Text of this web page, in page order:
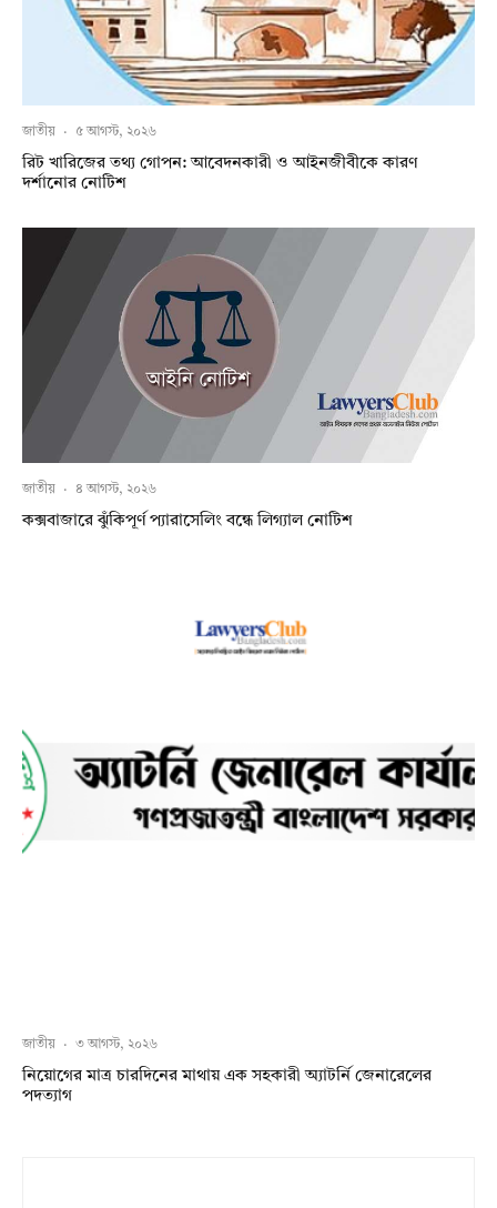
জাতীয় · ৫ আগস্ট, ২০২৬
রিট খারিজের তথ্য গোপন: আবেদনকারী ও আইনজীবীকে কারণ
দর্শানোর নোটিশ
জাতীয় · ৪ আগস্ট, ২০২৬
কক্সবাজারে ঝুঁকিপূর্ণ প্যারাসেলিং বন্ধে লিগ্যাল নোটিশ
জাতীয় · ৩ আগস্ট, ২০২৬
নিয়োগের মাত্র চারদিনের মাথায় এক সহকারী অ্যাটর্নি জেনারেলের
পদত্যাগ